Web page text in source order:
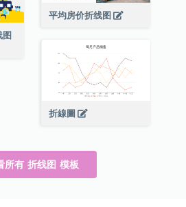
平均房价折线图
图
折線圖
所有 折线图 模板